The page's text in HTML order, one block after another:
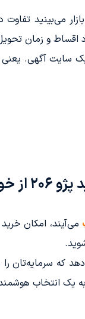
می‌بینید
اقساط و زمان
یک سایت آگهی.
می‌آیند، امکان خرید پژو
سرمایه‌تان را
یک انتخاب